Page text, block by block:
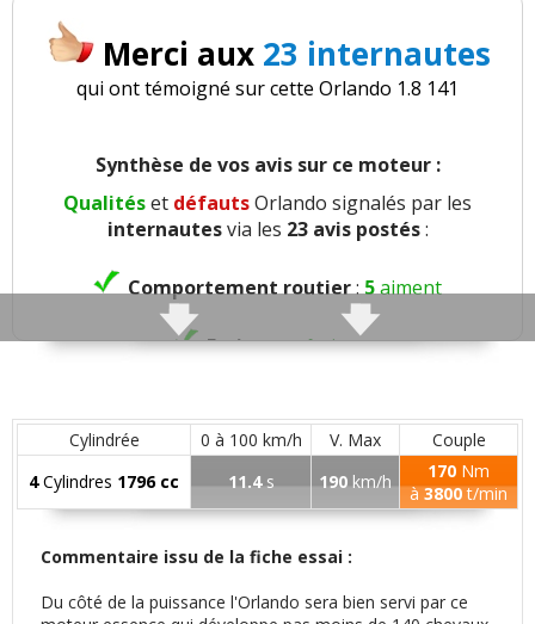
Merci aux 23 internautes
qui ont témoigné sur cette Orlando 1.8 141
Synthèse de vos avis sur ce moteur :
Qualitéset défautsOrlando signalés par les
internautesvia les 23 avis postés:
Comportement routier:5aiment
Freinage:1aime
Poids:1n'aime pas
Confort global:10aiment3n'aiment pas
Insonorisation et bruit perçu:1 aime
Cylindrée 0 à 100 km/h V. Max
Couple
4Cylindres 1796 cc 11.4s 190 km/h 170 Nm
à3800t/min
Commentaire issu de la fiche essai :
Du côté de la puissance l'Orlando sera bien servi par ce